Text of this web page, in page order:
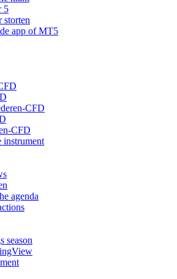
5
storten
app of MT5
CFD
CFD
instrument
agenda
season